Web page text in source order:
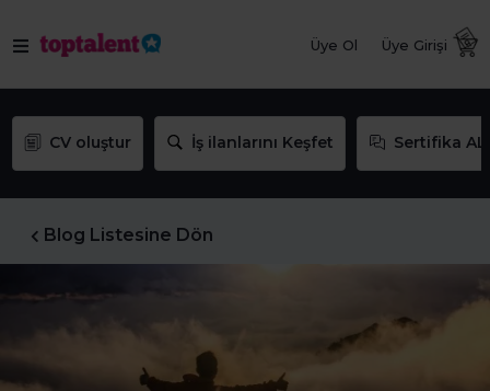
Üye Ol Üye Girişi
CV oluştur İş ilanlarını Keşfet Sertifika AL
Blog Listesine Dön